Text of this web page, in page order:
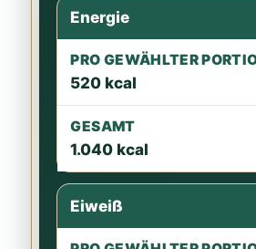
Wert
Pro gewählter Portion
Gesamt
Energie
520 kcal
1.040 kcal
Eiweiß